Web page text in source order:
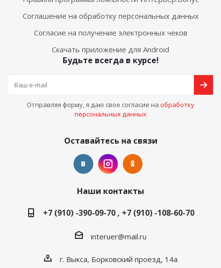
Соглашение на обработку персональных данных
Согласие на получение электронных чеков
Скачать приложение для Android
Будьте всегда в курсе!
Отправляя форму, я даю свое согласие на обработку
персональных данных
Оставайтесь на связи
Наши контакты
+7 (910) -390-09-70 , +7 (910) -108-60-70
interuer@mail.ru
г. Выкса, Борковский проезд, 14а